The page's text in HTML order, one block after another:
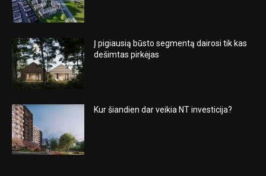
Į pigiausią būsto segmentą dairosi tik kas
dešimtas pirkėjas
Kur šiandien dar veikia NT investicija?